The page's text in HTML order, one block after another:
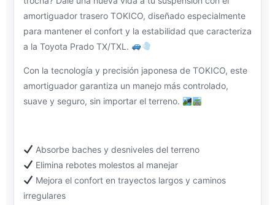
amortiguador trasero TOKICO, diseñado especialmente
para mantener el confort y la estabilidad que caracteriza
a la Toyota Prado TX/TXL.
Con la tecnología y precisión japonesa de TOKICO, este
amortiguador garantiza un manejo más controlado,
suave y seguro, sin importar el terreno.
Absorbe baches y desniveles del terreno
Elimina rebotes molestos al manejar
Mejora el confort en trayectos largos y caminos
irregulares